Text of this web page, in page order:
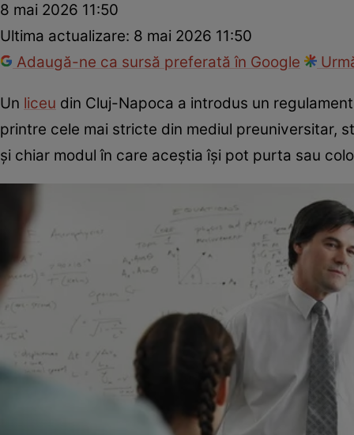
8 mai 2026 11:50
Ultima actualizare: 8 mai 2026 11:50
Adaugă-ne ca sursă preferată în Google
Un liceu din Cluj-Napoca a introdus un
printre cele mai stricte din mediul preuniversitar,
și chiar modul în care aceștia își pot purta sau